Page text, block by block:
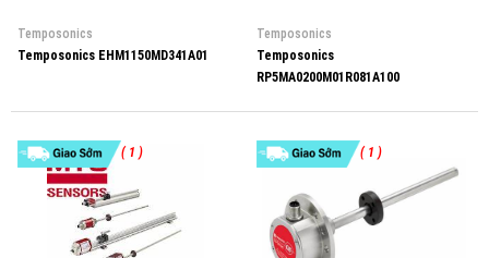
Temposonics
Temposonics EHM1150MD341A01
Temposonics
Temposonics
RP5MA0200M01R081A100
( 1 ) ( 1 )